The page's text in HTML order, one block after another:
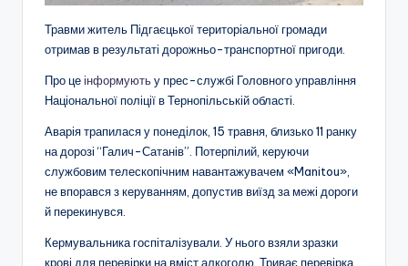
Травми житель Підгаєцької територіальної громади
отримав в результаті дорожньо-транспортної пригоди.
Про цеінформуютьу прес-службі Головного управління
Національної поліції в Тернопільській області.
Аварія трапилася у понеділок, 15 травня, близько 11 ранку
на дорозі “Галич-Сатанів”. Потерпілий, керуючи
службовим телескопічним навантажувачем «Manitou»,
не впорався з керуванням, допустив виїзд за межі дороги
й перекинувся.
Кермувальника госпіталізували. У нього взяли зразки
крові для перевірки на вміст алкоголю. Триває перевірка.